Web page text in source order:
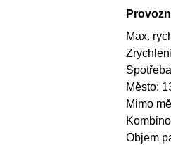
Max.
Město:
Mimo
Objem